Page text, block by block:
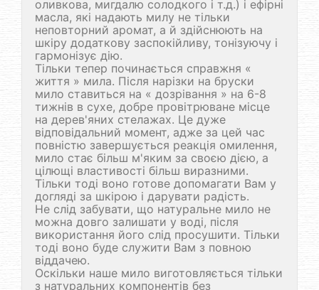
оливкова, мигдалю солодкого і т.д.) і ефірні
масла, які надають милу не тільки
неповторний аромат, а й здійснюють на
шкіру додаткову заспокійливу, тонізуючу і
гармонізує дію.
Тільки тепер починається справжня «
життя » мила. Після нарізки на бруски
мило ставиться на « дозрівання » на 6-8
тижнів в сухе, добре провітрюване місце
на дерев'яних стелажах. Це дуже
відповідальний момент, адже за цей час
повністю завершується реакція омилення,
мило стає більш м'яким за своєю дією, а
цілющі властивості більш виразними.
Тільки тоді воно готове допомагати Вам у
догляді за шкірою і дарувати радість.
Не слід забувати, що натуральне мило не
можна довго залишати у воді, після
використання його слід просушити. Тільки
тоді воно буде служити Вам з повною
віддачею.
Оскільки наше мило виготовляється тільки
з натуральних компонентів без